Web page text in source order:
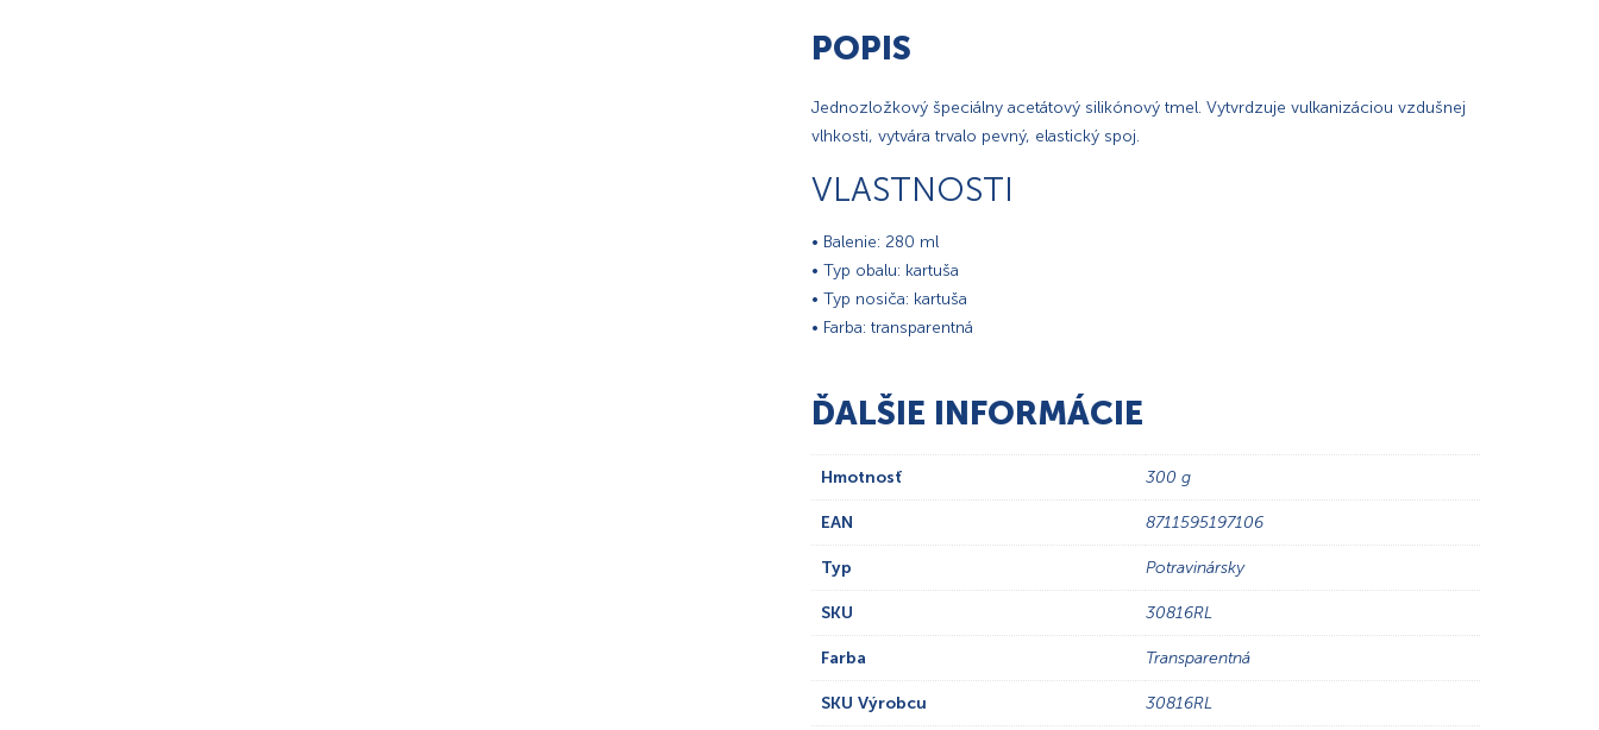
POPIS
Jednozložkový špeciálny acetátový silikónový tmel. Vytvrdzuje vulkanizáciou vzdušnej
vlhkosti, vytvára trvalo pevný, elastický spoj.
VLASTNOSTI
• Balenie: 280 ml
• Typ obalu: kartuša
• Typ nosiča: kartuša
• Farba: transparentná
ĎALŠIE INFORMÁCIE
Hmotnosť 300 g
EAN 8711595197106
Typ Potravinársky
SKU 30816RL
Farba Transparentná
SKU Výrobcu 30816RL